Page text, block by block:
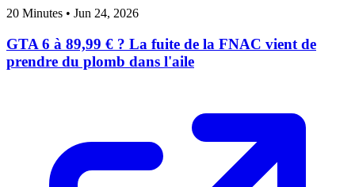
20 Minutes • Jun 24, 2026
GTA 6 à 89,99 € ? La fuite de la FNAC vient de
prendre du plomb dans l'aile